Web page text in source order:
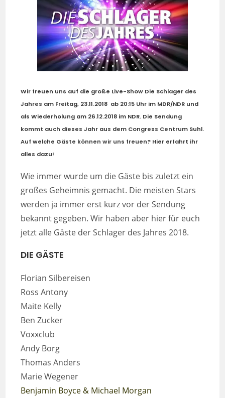
Wir freuen uns auf die große Live-Show Die Schlager des
Jahres am Freitag, 23.11.2018 ab 20:15 Uhr im MDR/NDR und
als Wiederholung am 26.12.2018 im NDR. Die Sendung
kommt auch dieses Jahr aus dem Congress Centrum Suhl.
Auf welche Gäste können wir uns freuen? Hier erfahrt ihr
alles dazu!
Wie immer wurde um die Gäste bis zuletzt ein
großes Geheimnis gemacht. Die meisten Stars
werden ja immer erst kurz vor der Sendung
bekannt gegeben. Wir haben aber hier für euch
jetzt alle Gäste der Schlager des Jahres 2018.
DIE GÄSTE
Florian Silbereisen
Ross Antony
Maite Kelly
Ben Zucker
Voxxclub
Andy Borg
Thomas Anders
Marie Wegener
Benjamin Boyce & Michael Morgan